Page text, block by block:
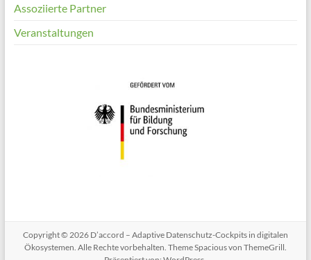
Assoziierte Partner
Veranstaltungen
Copyright © 2026 D’accord – Adaptive Datenschutz-Cockpits in digitalen
Ökosystemen . Alle Rechte vorbehalten. ThemeSpaciousvon ThemeGrill.